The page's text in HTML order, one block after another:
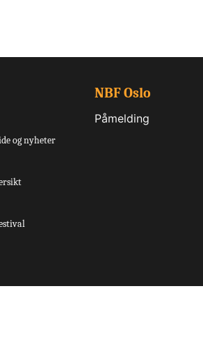
og nyheter
NBF Oslo
Påmelding